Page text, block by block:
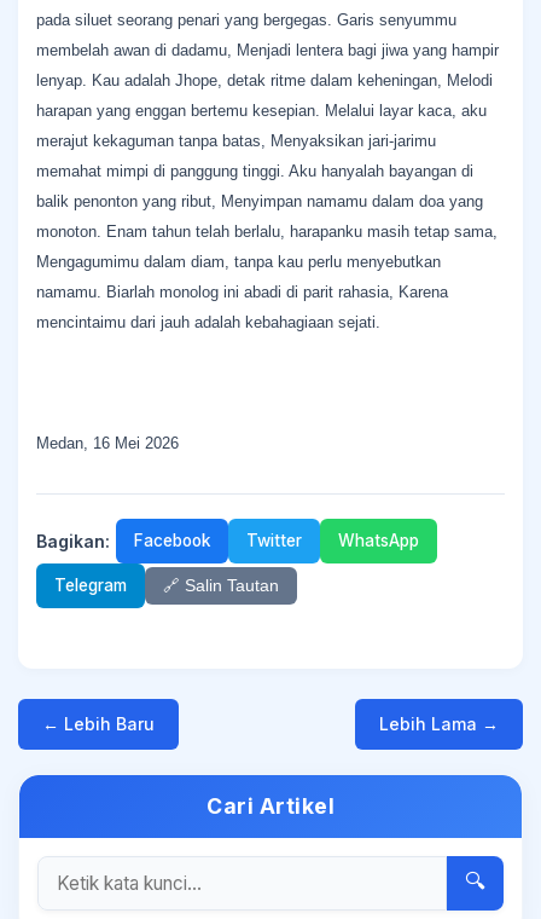
pada siluet seorang penari yang bergegas. Garis senyummu
membelah awan di dadamu, Menjadi lentera bagi jiwa yang hampir
lenyap. Kau adalah Jhope, detak ritme dalam keheningan, Melodi
harapan yang enggan bertemu kesepian. Melalui layar kaca, aku
merajut kekaguman tanpa batas, Menyaksikan jari-jarimu
memahat mimpi di panggung tinggi. Aku hanyalah bayangan di
balik penonton yang ribut, Menyimpan namamu dalam doa yang
monoton. Enam tahun telah berlalu, harapanku masih tetap sama,
Mengagumimu dalam diam, tanpa kau perlu menyebutkan
namamu. Biarlah monolog ini abadi di parit rahasia, Karena
mencintaimu dari jauh adalah kebahagiaan sejati.
Medan, 16 Mei 2026
Bagikan: Facebook Twitter WhatsApp
Telegram 🔗 Salin Tautan
← Lebih Baru Lebih Lama →
Cari Artikel
🔍